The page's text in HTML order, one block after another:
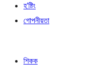
হ’ষ্টিং
গোপনীয়তা
শিকক